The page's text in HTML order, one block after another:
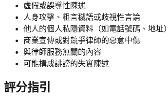
虛假或誤導性陳述
人身攻擊、粗言穢語或歧視性言論
他人的個人私隱資料（如電話號碼、地址）
商業宣傳或對競爭律師的惡意中傷
與律師服務無關的內容
可能構成誹謗的失實陳述
評分指引